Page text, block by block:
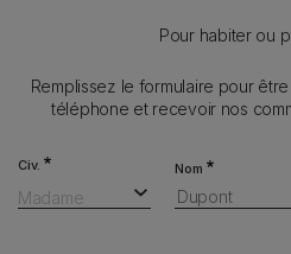
Pour habiter ou
Remplissez le formulaire pour
téléphone et recevoir nos
Civ.
Madame
Nom